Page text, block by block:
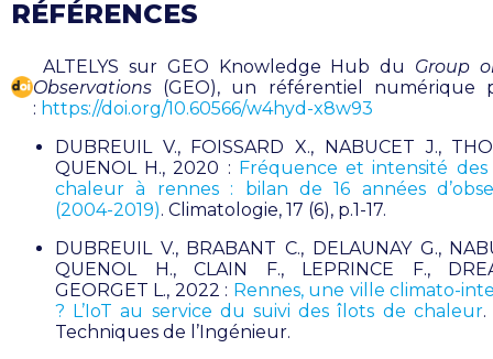
RÉFÉRENCES
ALTELYS sur GEO Knowledge Hub du Group
Observations (GEO), un référentiel numérique
: https://doi.org/10.60566/w4hyd-x8w93
DUBREUIL V., FOISSARD X., NABUCET J.,
QUENOL H., 2020 : Fréquence et intensité
chaleur à rennes : bilan de 16 années
(2004-2019). Climatologie, 17 (6), p.1-17.
DUBREUIL V., BRABANT C., DELAUNAY G.,
QUENOL H., CLAIN F., LEPRINCE F.,
GEORGET L., 2022 : Rennes, une ville climato-
? L’IoT au service du suivi des îlots de chaleur.
Techniques de l’Ingénieur.